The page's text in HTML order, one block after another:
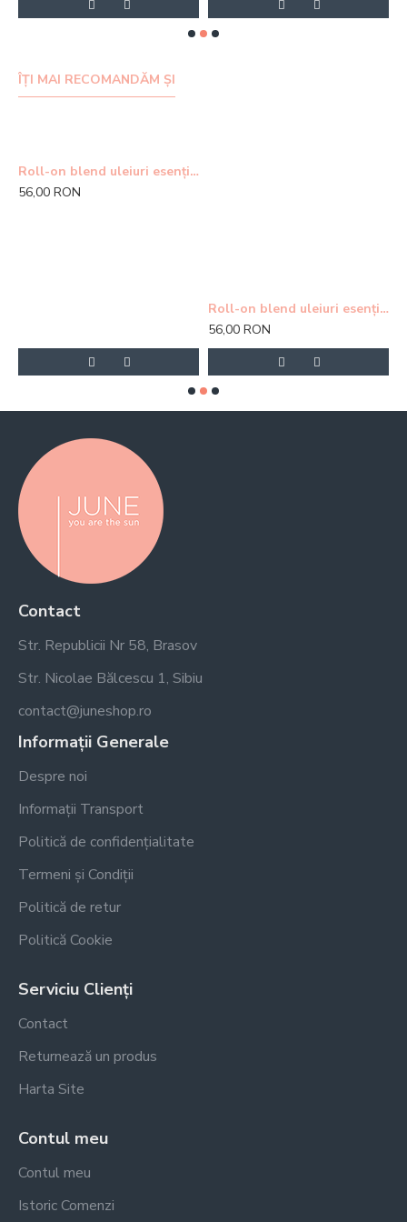
ÎȚI MAI RECOMANDĂM ȘI
Roll-on blend uleiuri esențiale - Just Focus
56,00 RON
Contact
Str. Republicii Nr 58, Brasov
Str. Nicolae Bălcescu 1, Sibiu
contact@juneshop.ro
Informații Generale
Despre noi
Informații Transport
Politică de confidențialitate
Termeni și Condiții
Politică de retur
Politică Cookie
Serviciu Clienți
Contact
Returnează un produs
Harta Site
Contul meu
Contul meu
Istoric Comenzi